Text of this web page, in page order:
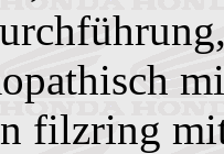
filzring